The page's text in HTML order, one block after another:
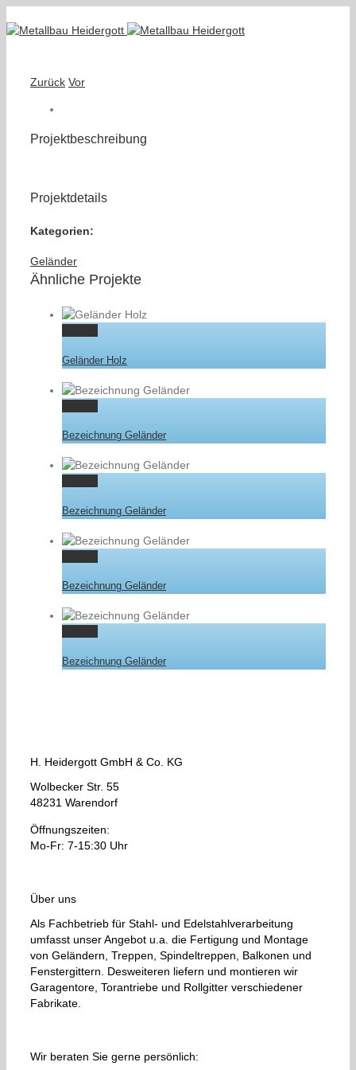
Zurück Vor
Projektbeschreibung
Projektdetails
Kategorien:
Geländer
Ähnliche Projekte
Geländer Holz
Bezeichnung Geländer
Bezeichnung Geländer
Bezeichnung Geländer
Bezeichnung Geländer
H. Heidergott GmbH & Co. KG
Wolbecker Str. 55
48231 Warendorf
Öffnungszeiten:
Mo-Fr: 7-15:30 Uhr
Über uns
Als Fachbetrieb für Stahl- und Edelstahlverarbeitung
umfasst unser Angebot u.a. die Fertigung und Montage
von Geländern, Treppen, Spindeltreppen, Balkonen und
Fenstergittern. Desweiteren liefern und montieren wir
Garagentore, Torantriebe und Rollgitter verschiedener
Fabrikate.
Wir beraten Sie gerne persönlich: